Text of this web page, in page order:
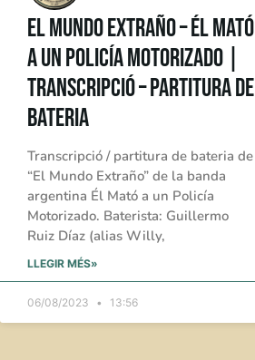
El Mundo Extraño – Él Mató
a un Policía Motorizado |
Transcripció – Partitura de
Bateria
Transcripció / partitura de bateria de
“El Mundo Extraño” de la banda
argentina Él Mató a un Policía
Motorizado. Baterista: Guillermo
Ruiz Díaz (alias Willy,
LLEGIR MÉS»
06/08/2023 13:56